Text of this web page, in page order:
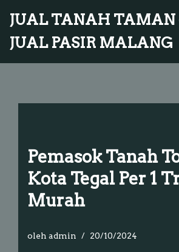
ke
konten
JUAL TANAH TAMAN
JUAL PASIR MALANG
Pemasok Tanah
Kota Tegal Per 1
Murah
oleh admin 20/10/2024